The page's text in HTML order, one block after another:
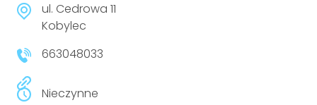
ul. Cedrowa 11
Kobylec
663048033
Nieczynne